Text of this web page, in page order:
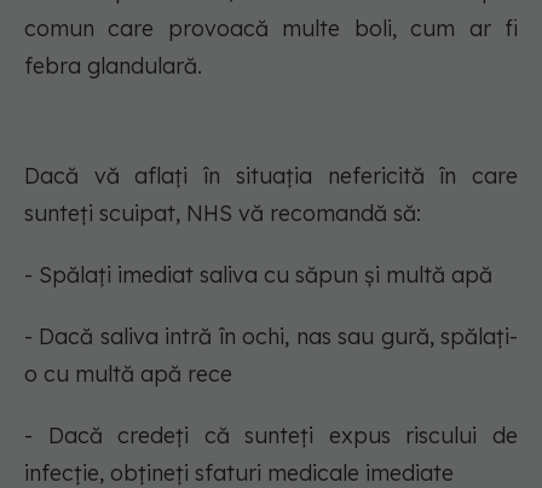
comun care provoacă multe boli, cum ar fi
febra glandulară.
Dacă vă aflați în situația nefericită în care
sunteți scuipat, NHS vă recomandă să:
- Spălați imediat saliva cu săpun și multă apă
- Dacă saliva intră în ochi, nas sau gură, spălați-
o cu multă apă rece
- Dacă credeți că sunteți expus riscului de
infecție, obțineți sfaturi medicale imediate